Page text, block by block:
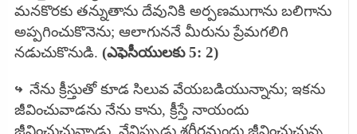
మనకొరకు తన్నుతాను దేవునికి అర్పణముగాను బలిగాను
అప్పగించుకొనెను; ఆలాగుననే మీరును ప్రేమగలిగి
నడుచుకొనుడి. (ఎఫెసీయులకు 5: 2)
↪ నేను క్రీస్తుతో కూడ సిలువ వేయబడియున్నాను; ఇకను
జీవించువాడను నేను కాను, క్రీస్తే నాయందు
జీవించుచున్నాడు. నేనిప్పుడు శరీరమందు జీవించుచున్న